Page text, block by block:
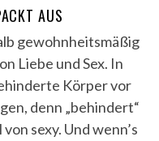
AUS
gewohnheitsmäßig
Liebe und Sex. In
Körper vor
denn „behindert“
sexy. Und wenn’s